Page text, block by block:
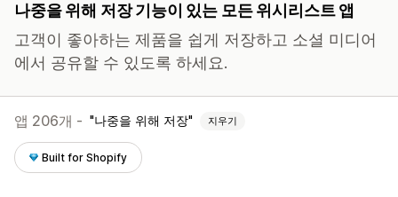
나중을 위해 저장 기능이 있는 모든 위시리스트 앱
고객이 좋아하는 제품을 쉽게 저장하고 소셜 미디어
에서 공유할 수 있도록 하세요.
앱 206개 - 나중을 위해 저장 지우기
Built for Shopify